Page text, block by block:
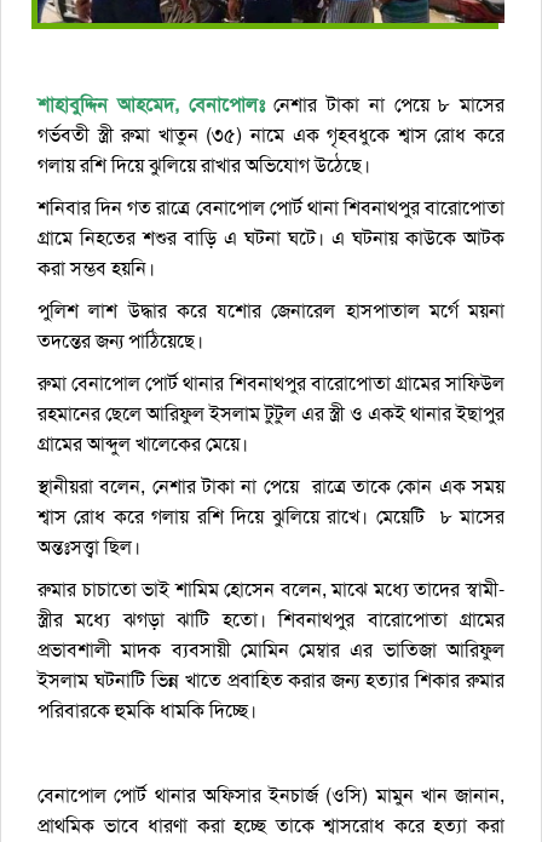
শাহাবুদ্দিন আহমেদ, বেনাপোলঃনেশার টাকা না পেয়ে ৮ মাসের
গর্ভবতী স্ত্রী রুমা খাতুন (৩৫) নামে এক গৃহবধুকে শ্বাস রোধ করে
গলায় রশি দিয়ে ঝুলিয়ে রাখার অভিযোগ উঠেছে।
শনিবার দিন গত রাত্রে বেনাপোল পোর্ট থানা শিবনাথপুর বারোপোতা
গ্রামে নিহতের শশুর বাড়ি এ ঘটনা ঘটে। এ ঘটনায় কাউকে আটক
করা সম্ভব হয়নি।
পুলিশ লাশ উদ্ধার করে যশোর জেনারেল হাসপাতাল মর্গে ময়না
তদন্তের জন্য পাঠিয়েছে।
রুমা বেনাপোল পোর্ট থানার শিবনাথপুর বারোপোতা গ্রামের সাফিউল
রহমানের ছেলে আরিফুল ইসলাম টুটুল এর স্ত্রী ও একই থানার ইছাপুর
গ্রামের আব্দুল খালেকের মেয়ে।
স্থানীয়রা বলেন, নেশার টাকা না পেয়ে রাত্রে তাকে কোন এক সময়
শ্বাস রোধ করে গলায় রশি দিয়ে ঝুলিয়ে রাখে। মেয়েটি ৮ মাসের
অন্তঃসত্ত্বা ছিল।
রুমার চাচাতো ভাই শামিম হোসেন বলেন, মাঝে মধ্যে তাদের স্বামী-
স্ত্রীর মধ্যে ঝগড়া ঝাটি হতো। শিবনাথপুর বারোপোতা গ্রামের
প্রভাবশালী মাদক ব্যবসায়ী মোমিন মেম্বার এর ভাতিজা আরিফুল
ইসলাম ঘটনাটি ভিন্ন খাতে প্রবাহিত করার জন্য হত্যার শিকার রুমার
পরিবারকে হুমকি ধামকি দিচ্ছে।
বেনাপোল পোর্ট থানার অফিসার ইনচার্জ (ওসি) মামুন খান জানান,
প্রাথমিক ভাবে ধারণা করা হচ্ছে তাকে শ্বাসরোধ করে হত্যা করা